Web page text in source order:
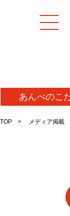
あんべのこ
TOP メディア掲載